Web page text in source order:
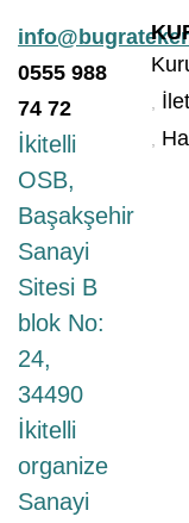
0555 988
74 72
İkitelli
OSB,
Başakşehir
Sanayi
Sitesi B
blok No:
24,
34490
İkitelli
organize
Sanayi